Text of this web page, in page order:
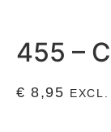
455 –
€ 8,95 EXCL.